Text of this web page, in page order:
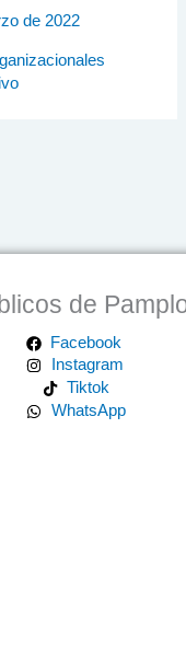
de 2022
de
Facebook
Instagram
Tiktok
WhatsApp